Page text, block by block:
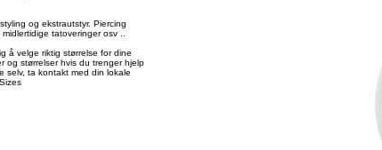
og ekstrautstyr. Piercing
tatoveringer osv ..
å velge riktig størrelse for dine
og størrelser hvis du trenger hjelp
selv, ta kontakt med din lokale